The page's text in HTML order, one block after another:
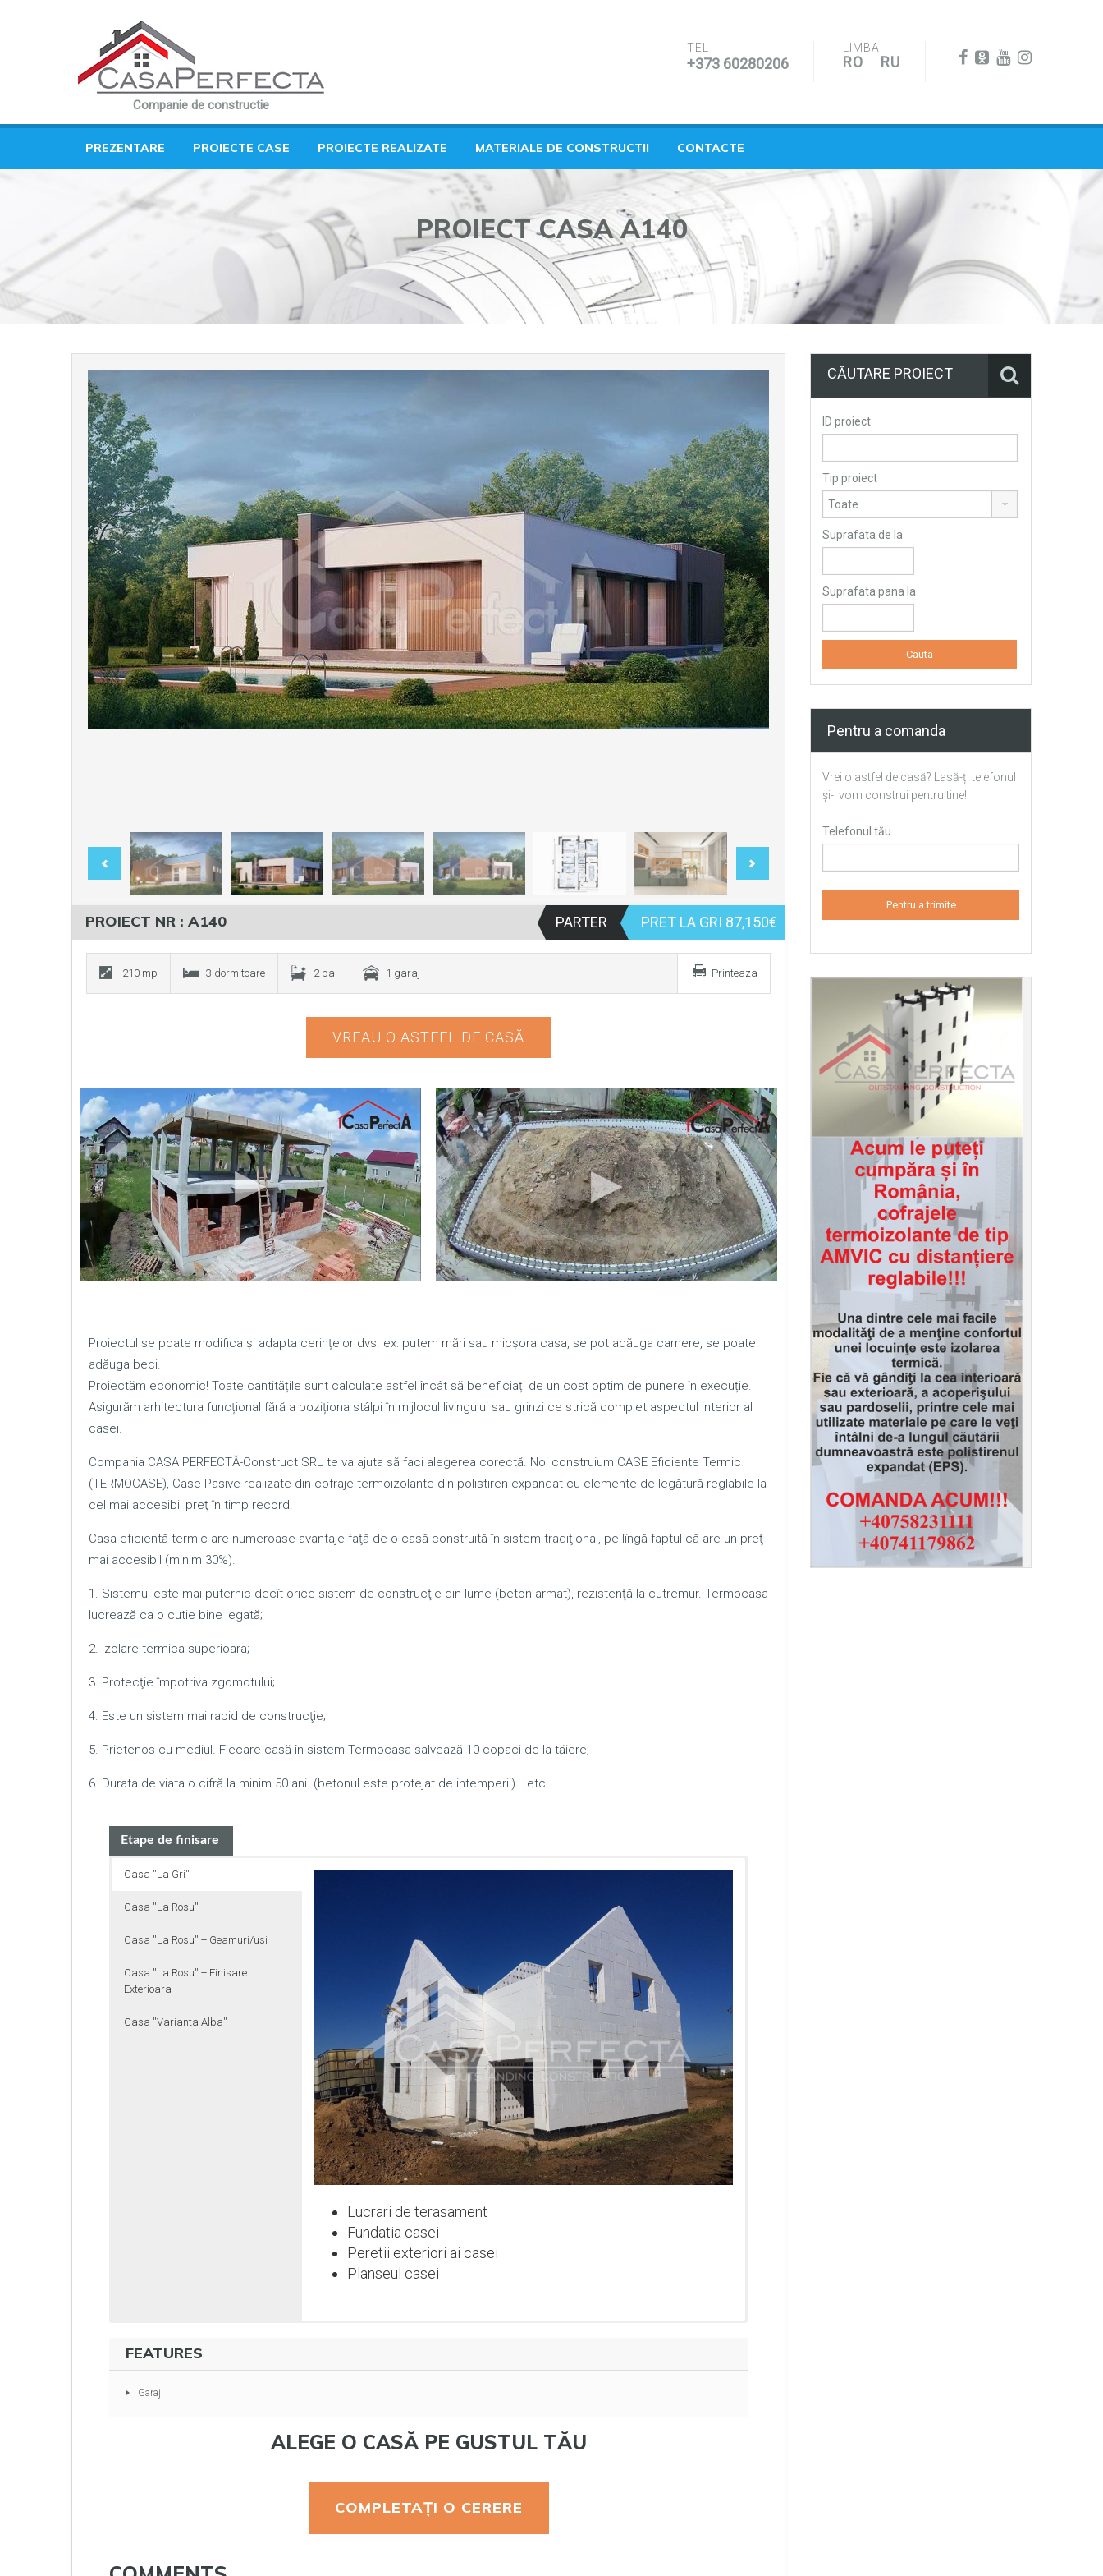
Companie de constructie
TEL
+373 60280206
LIMBA:
RO RU
PREZENTARE PROIECTE CASE PROIECTE REALIZATE MATERIALE DE CONSTRUCTII CONTACTE
PROIECT CASA A140
PROIECT NR : A140 PARTER PRET LA GRI 87,150€
210 mp 3 dormitoare 2 bai 1 garaj Printeaza
VREAU O ASTFEL DE CASĂ
Proiectul se poate modifica și adapta cerințelor dvs. ex: putem mări sau micșora casa, se pot adăuga camere, se poate
adăuga beci.
Proiectăm economic! Toate cantitățile sunt calculate astfel încât să beneficiați de un cost optim de punere în execuție.
Asigurăm arhitectura funcțional fără a poziționa stâlpi în mijlocul livingului sau grinzi ce strică complet aspectul interior al
casei.
Compania CASA PERFECTĂ-Construct SRL te va ajuta să faci alegerea corectă. Noi construium CASE Eficiente Termic
(TERMOCASE), Case Pasive realizate din cofraje termoizolante din polistiren expandat cu elemente de legătură reglabile la
cel mai accesibil preţ în timp record.
Casa eficientă termic are numeroase avantaje faţă de o casă construită în sistem tradiţional, pe lîngă faptul că are un preţ
mai accesibil (minim 30%).
1. Sistemul este mai puternic decît orice sistem de construcţie din lume (beton armat), rezistenţă la cutremur. Termocasa
lucrează ca o cutie bine legată;
2. Izolare termica superioara;
3. Protecţie împotriva zgomotului;
4. Este un sistem mai rapid de construcţie;
5. Prietenos cu mediul. Fiecare casă în sistem Termocasa salvează 10 copaci de la tăiere;
6. Durata de viata o cifră la minim 50 ani. (betonul este protejat de intemperii)… etc.
Etape de finisare
Casa ''La Gri''
Casa ''La Rosu''
Casa ''La Rosu'' + Geamuri/usi
Casa ''La Rosu'' + Finisare
Exterioara
Casa ''Varianta Alba''
Lucrari de terasament
Fundatia casei
Peretii exteriori ai casei
Planseul casei
FEATURES
Garaj
ALEGE O CASĂ PE GUSTUL TĂU
COMPLETAȚI O CERERE
CĂUTARE PROIECT
ID proiect
Tip proiect
Suprafata de la
Suprafata pana la
Pentru a comanda
Vrei o astfel de casă? Lasă-ți telefonul
și-l vom construi pentru tine!
Telefonul tău